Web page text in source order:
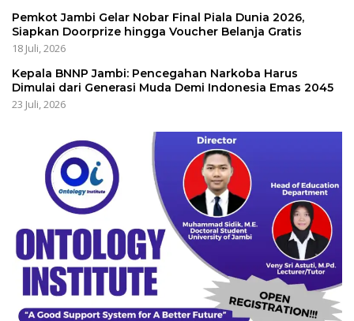
Pemkot Jambi Gelar Nobar Final Piala Dunia 2026,
Siapkan Doorprize hingga Voucher Belanja Gratis
18 Juli, 2026
Kepala BNNP Jambi: Pencegahan Narkoba Harus
Dimulai dari Generasi Muda Demi Indonesia Emas 2045
23 Juli, 2026